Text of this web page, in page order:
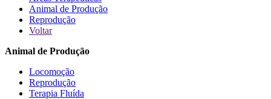
Animal de Produção
Reprodução
Voltar
Animal de Produção
Locomoção
Reprodução
Terapia Fluída